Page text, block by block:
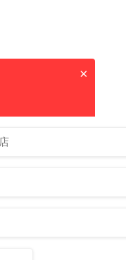
×